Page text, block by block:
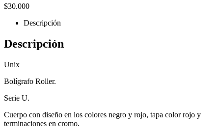
$30.000
Descripción
Descripción
Unix
Bolígrafo Roller.
Serie U.
Cuerpo con diseño en los colores negro y rojo, tapa color rojo y
terminaciones en cromo.